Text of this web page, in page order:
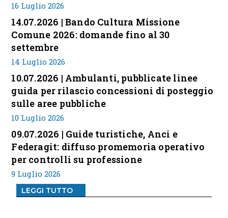
16 Luglio 2026
14.07.2026 | Bando Cultura Missione
Comune 2026: domande fino al 30
settembre
14 Luglio 2026
10.07.2026 | Ambulanti, pubblicate linee
guida per rilascio concessioni di posteggio
sulle aree pubbliche
10 Luglio 2026
09.07.2026 | Guide turistiche, Anci e
Federagit: diffuso promemoria operativo
per controlli su professione
9 Luglio 2026
LEGGI TUTTO